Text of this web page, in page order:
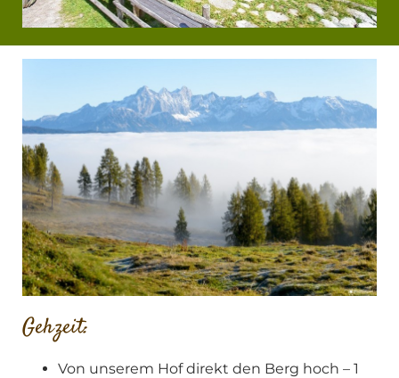
Gehzeit:
Von unserem Hof direkt den Berg hoch – 1